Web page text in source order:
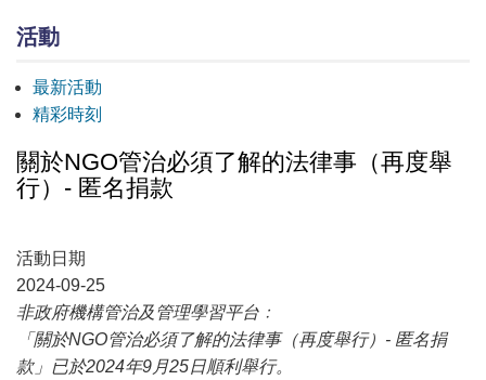
活動
最新活動
精彩時刻
關於NGO管治必須了解的法律事（再度舉
行）- 匿名捐款
活動日期
2024-09-25
非政府機構管治及管理學習平台﹕
「關於NGO管治必須了解的法律事（再度舉行）- 匿名捐
款」已於2024年9月25日順利舉行。